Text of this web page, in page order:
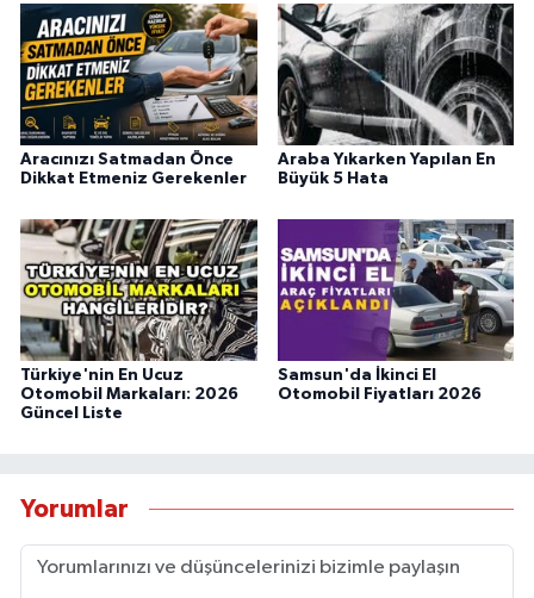
Aracınızı Satmadan Önce
Dikkat Etmeniz Gerekenler
Araba Yıkarken Yapılan En
Büyük 5 Hata
Türkiye'nin En Ucuz
Otomobil Markaları: 2026
Güncel Liste
Samsun'da İkinci El
Otomobil Fiyatları 2026
Yorumlar